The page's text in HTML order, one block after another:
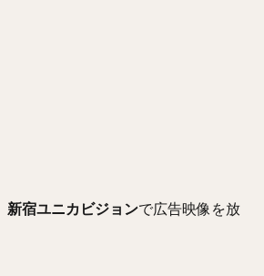
新宿ユニカビジョンで広告映像を放